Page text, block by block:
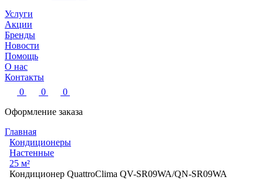
Услуги
Акции
Бренды
Новости
Помощь
О нас
Контакты
0
0
0
Оформление заказа
Главная
Кондиционеры
Настенные
25 м²
Кондиционер QuattroСlima QV-SR09WA/QN-SR09WA